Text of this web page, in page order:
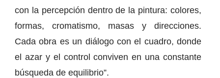
con la percepción dentro de la pintura: colores,
formas, cromatismo, masas y direcciones.
Cada obra es un diálogo con el cuadro, donde
el azar y el control conviven en una constante
búsqueda de equilibrio”.